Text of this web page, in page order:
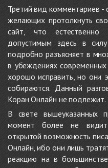
Третий вид комментариев -
желающих протолкнуть
сайт, что естественно
допустимым здесь в
подробно разъясняет в
в убеждениях
хорошо исправить, но они
собираются. Данный
Коран Онлайн не подлежит.
В свете вышеуказанных
момент более не видит
открытой возможность
Онлайн, ибо они лишь
реакцию на в